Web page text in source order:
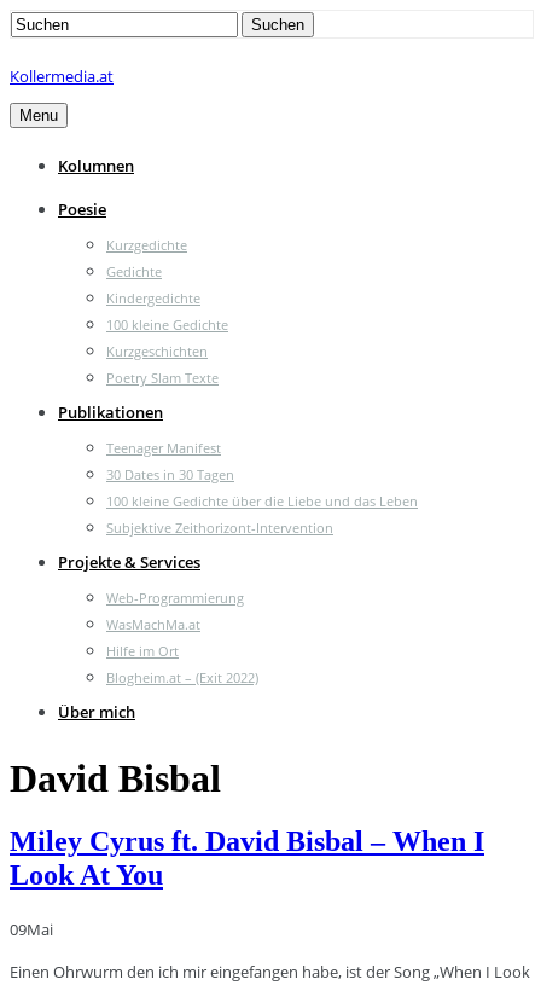
Search
Suchen
Kollermedia.at
Menu
Kolumnen
Poesie
Kurzgedichte
Gedichte
Kindergedichte
100 kleine Gedichte
Kurzgeschichten
Poetry Slam Texte
Publikationen
Teenager Manifest
30 Dates in 30 Tagen
100 kleine Gedichte über die Liebe und das Leben
Subjektive Zeithorizont-Intervention
Projekte & Services
Web-Programmierung
WasMachMa.at
Hilfe im Ort
Blogheim.at – (Exit 2022)
Über mich
David Bisbal
Miley Cyrus ft. David Bisbal – When I
Look At You
09Mai
Einen Ohrwurm den ich mir eingefangen habe, ist der Song „When I Look